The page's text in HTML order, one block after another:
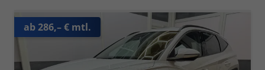
ab 286,– € mtl.